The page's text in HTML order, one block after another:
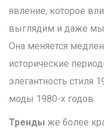
явление, которое
выглядим и даже
Она меняется
исторические
элегантность стиля
моды 1980-х годов.
Тренды же более